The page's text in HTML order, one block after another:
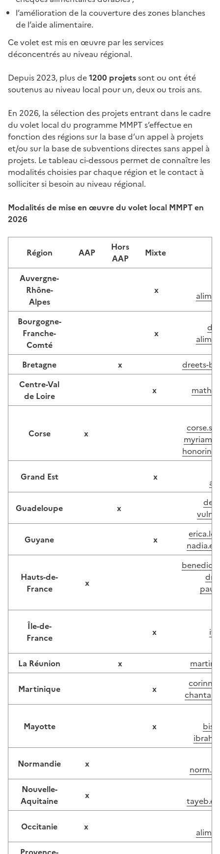
l’amélioration de la couverture des zones blanches
de l’aide alimentaire.
Ce volet est mis en œuvre par les services
déconcentrés au niveau régional.
Depuis 2023, plus de1200 projetssont ou ont été
soutenus au niveau local pour un, deux ou trois ans.
En 2026, la sélection des projets entrant dans le cadre
du volet local du programme MMPT s’effectue en
fonction des régions sur la base d’un appel à projets
et/ou sur la base de subventions directes sans appel à
projets. Le tableau ci-dessous permet de connaître les
modalités choisies par chaque région et le contact à
solliciter si besoin au niveau régional.
Modalités de mise en œuvre du volet local MMPT en
2026
Région AAP
Hors
AAP
Mixte
Auvergne-
Rhône-
Alpes
x
Bourgogne-
Franche-
Comté
x
Bretagne x
dreets-
Centre-Val
de Loire
x
Corse x
Grand Est x
Guadeloupe x
Guyane x
Hauts-de-
France
x
Île-de-
France
x
La Réunion
x
Martinique x
Mayotte x
Normandie x
Nouvelle-
Aquitaine
x
Occitanie x